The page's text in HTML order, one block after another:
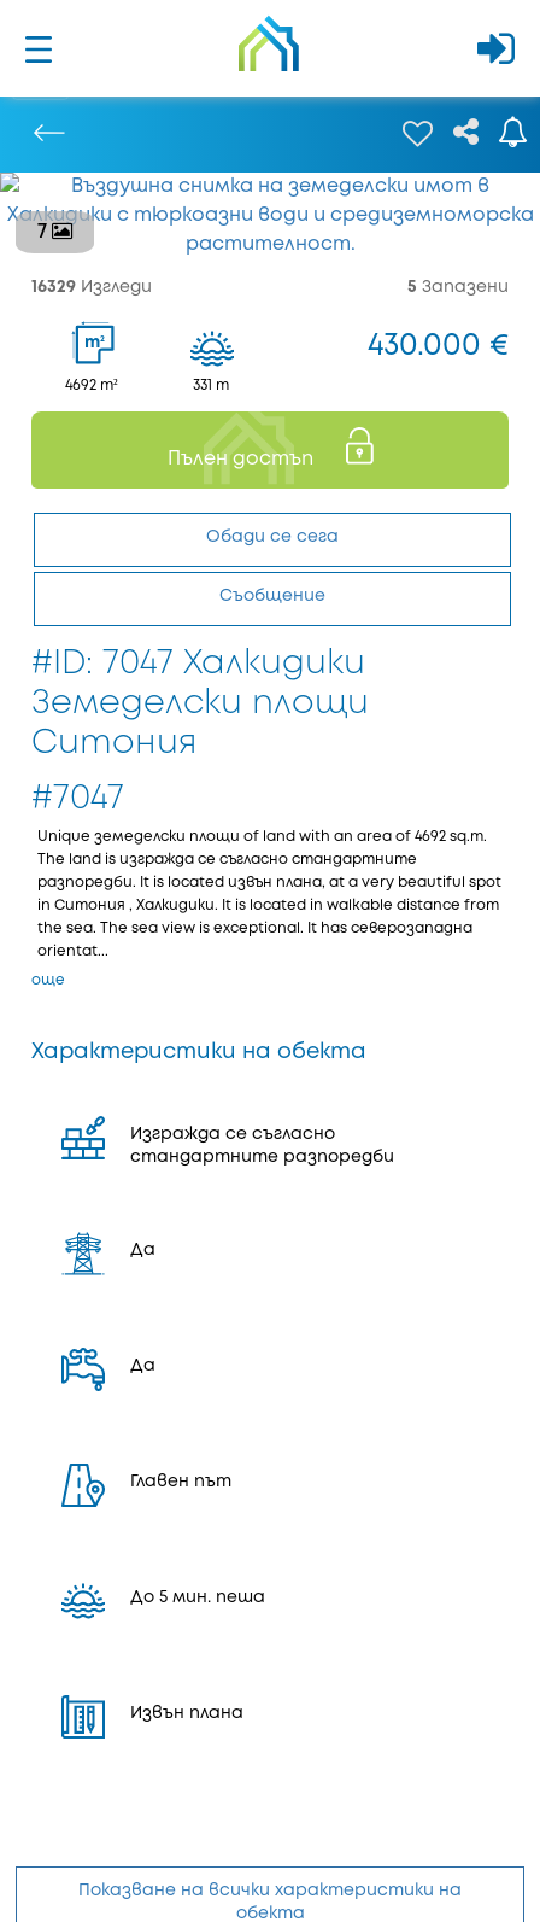
7
16329 Изгледи 5 Запазени
m2
4692 m² 331 m
430.000 €
Пълен достъп
Обади се сега
Съобщение
#ID: 7047 Халкидики
Земеделски площи
Ситония
#7047
Unique земеделски площи of land with an area of 4692 sq.m.
The land is изгражда се съгласно стандартните
разпоредби. It is located извън плана, at a very beautiful spot
in Ситония , Халкидики. It is located in walkable distance from
the sea. The sea view is exceptional. It has северозападна
orientat...
още
Характеристики на обекта
Изгражда се съгласно
стандартните разпоредби
Да
Да
Главен път
До 5 мин. пеша
Извън плана
Показване на всички характеристики на
обекта